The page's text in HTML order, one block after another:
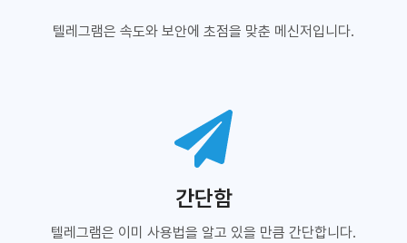
텔레그램은 속도와 보안에 초점을 맞춘 메신저입니다.
간단함
텔레그램은 이미 사용법을 알고 있을 만큼 간단합니다.